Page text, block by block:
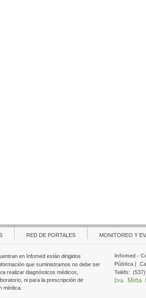
RED DE PORTALES MONITOREO Y
en Infomed están dirigidos
que suministramos no debe ser
realizar diagnósticos médicos,
ni para la prescripción de
médica.
Infomed -
Pública |
Teléfs:
Dra.
Mirta